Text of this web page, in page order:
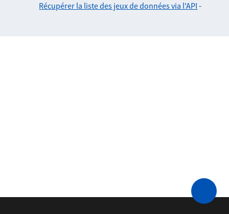
Récupérer la liste des jeux de données via l'API -